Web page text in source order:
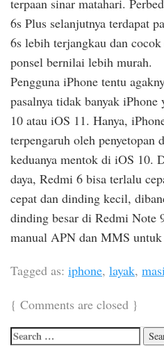
6s Plus selanjutnya terdapat
6s lebih terjangkau dan
ponsel bernilai lebih murah.
Pengguna iPhone tentu
pasalnya tidak banyak
10 atau iOS 11. Hanya,
terpengaruh oleh penyetopan
keduanya mentok di iOS 10.
daya, Redmi 6 bisa terlalu
cepat dan dinding kecil,
dinding besar di Redmi Note
manual APN dan MMS
Tagged as: iphone, layak,
{ Comments are closed }